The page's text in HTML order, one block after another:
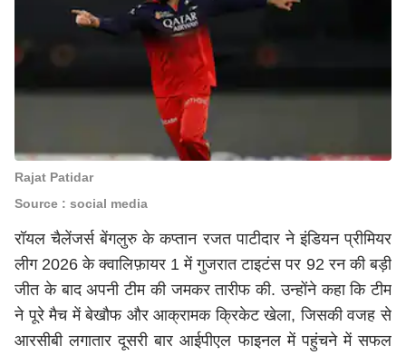
Rajat Patidar
Source : social media
रॉयल चैलेंजर्स बेंगलुरु के कप्तान रजत पाटीदार ने इंडियन प्रीमियर
लीग 2026 के क्वालिफ़ायर 1 में गुजरात टाइटंस पर 92 रन की बड़ी
जीत के बाद अपनी टीम की जमकर तारीफ की. उन्होंने कहा कि टीम
ने पूरे मैच में बेखौफ और आक्रामक क्रिकेट खेला, जिसकी वजह से
आरसीबी लगातार दूसरी बार आईपीएल फाइनल में पहुंचने में सफल